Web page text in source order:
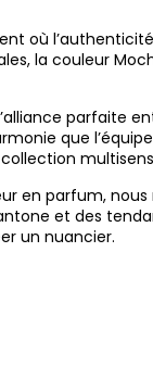
où
la couleur
parfaite
que
en parfum,
et des
un nuancier.